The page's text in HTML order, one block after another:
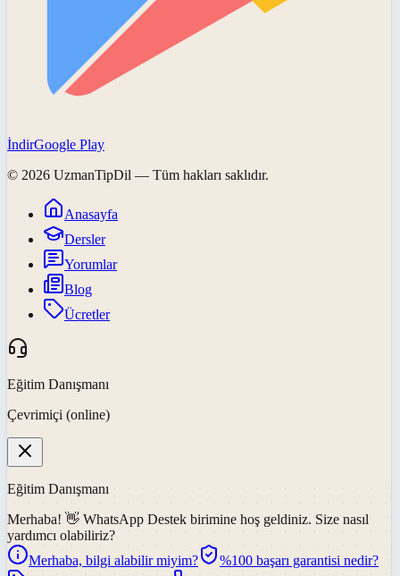
İndirGoogle Play
© 2026 UzmanTipDil — Tüm hakları saklıdır.
Anasayfa
Dersler
Yorumlar
Blog
Ücretler
Eğitim Danışmanı
Çevrimiçi (online)
Eğitim Danışmanı
Merhaba! 👋 WhatsApp Destek birimine hoş geldiniz. Size nasıl
yardımcı olabiliriz?
Merhaba, bilgi alabilir miyim?
%100 başarı garantisi nedir?